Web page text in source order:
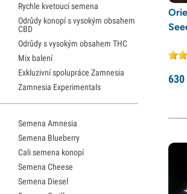
630
Humboldt Seed Company
Humboldt Seed Organization
Seedstockers (19)
Kalashnikov Seeds (22)
Kannabia (54)
Light Buds (1)
Little Chief Collabs
Medical Seeds (16)
Ministry of Cannabis
Nirvana Seeds (19)
Rychle kvetoucí semena
Odrůdy konopí s vysokým obsahem
CBD
Odrůdy s vysokým obsahem THC
Mix balení
Exkluzivní spolupráce Zamnesia
Zamnesia Experimentals
Semena Amnesia
Semena Blueberry
Cali semena konopí
Semena Cheese
Semena Diesel